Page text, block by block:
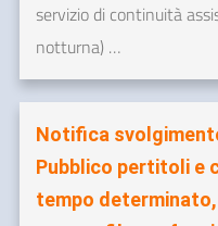
servizio di continuità
notturna) …
Notifica
Pubblico pertitoli e
tempo